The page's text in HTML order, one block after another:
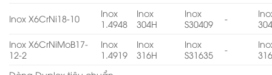
Inox X6CrNi18-10
Inox
1.4948
Inox
304H
Inox
S30409
-
Inox X6CrNiMoB17-
12-2
Inox
1.4919
Inox
316H
Inox
S31635
-